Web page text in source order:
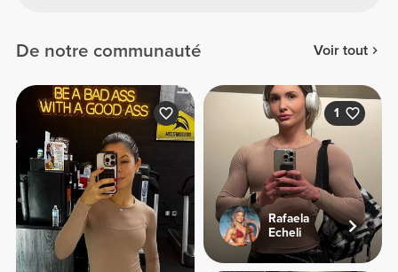
De notre communauté Voir tout
1
Rafaela
Echeli